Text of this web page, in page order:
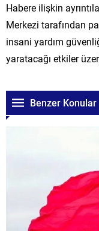
Habere ilişkin
Merkezi tarafından
insani yardım
yaratacağı etkiler
Benzer Konular